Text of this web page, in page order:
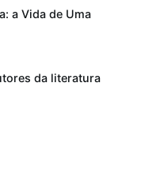
a Vida de Uma
da literatura